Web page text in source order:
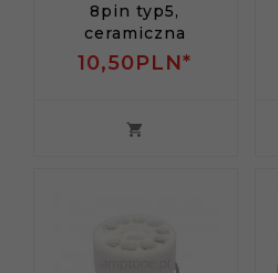
8pin typ5,
ceramiczna
10,50PLN*